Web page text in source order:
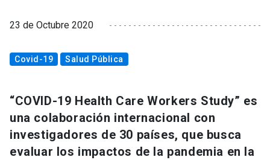
23 de Octubre 2020
Covid-19 Salud Pública
“COVID-19 Health Care Workers Study” es
una colaboración internacional con
investigadores de 30 países, que busca
evaluar los impactos de la pandemia en la